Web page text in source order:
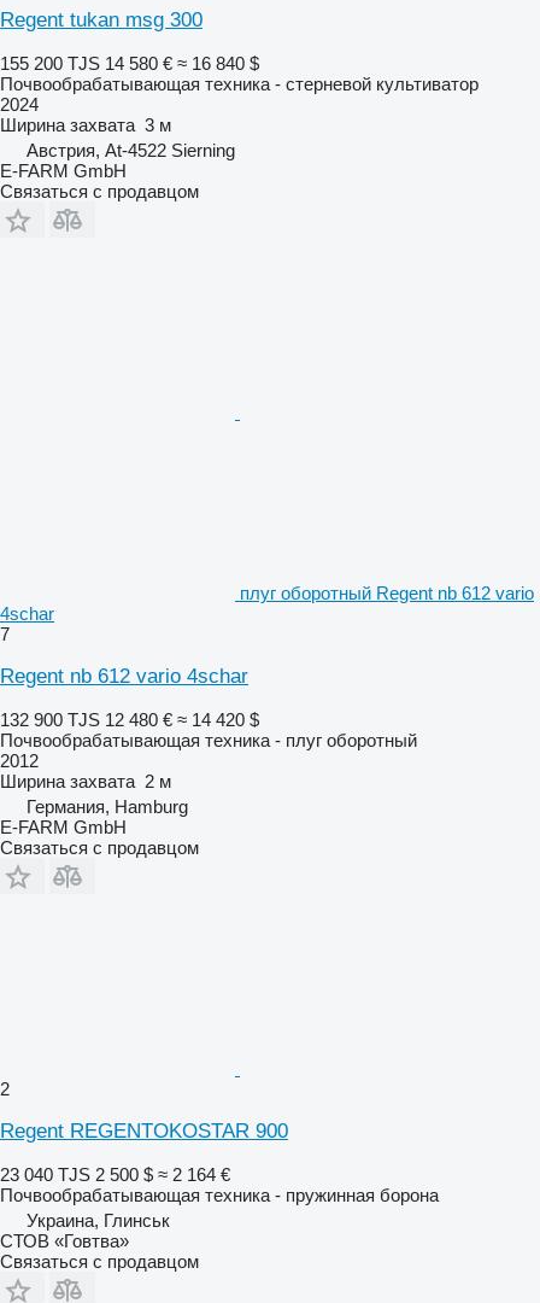
Regent tukan msg 300
155 200 TJS 14 580 € ≈ 16 840 $
Почвообрабатывающая техника - стерневой культиватор
2024
Ширина захвата 3 м
Австрия, At-4522 Sierning
E-FARM GmbH
Связаться с продавцом
плуг оборотный Regent nb 612 vario
4schar
7
Regent nb 612 vario 4schar
132 900 TJS 12 480 € ≈ 14 420 $
Почвообрабатывающая техника - плуг оборотный
2012
Ширина захвата 2 м
Германия, Hamburg
E-FARM GmbH
Связаться с продавцом
2
Regent REGENTOKOSTAR 900
23 040 TJS 2 500 $ ≈ 2 164 €
Почвообрабатывающая техника - пружинная борона
Украина, Глинськ
СТОВ «Говтва»
Связаться с продавцом